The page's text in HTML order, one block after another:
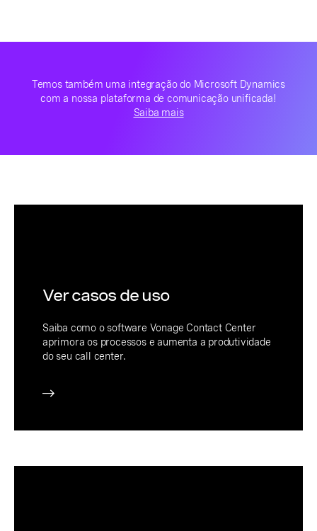
Temos também uma integração do Microsoft Dynamics
com a nossa plataforma de comunicação unificada!
Saiba mais
Ver casos de uso
Saiba como o software Vonage Contact Center
aprimora os processos e aumenta a produtividade
do seu call center.